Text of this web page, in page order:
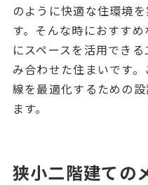
のように快適な住環境
す。そんな時におすす
にスペースを活用でき
み合わせた住まいです
線を最適化するための
ます。
狭小二階建ての